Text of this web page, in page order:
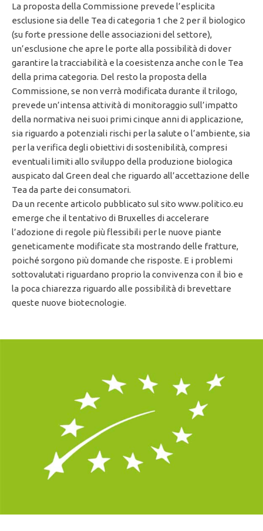
La proposta della Commissione prevede l’esplicita
esclusione sia delle Tea di categoria 1 che 2 per il biologico
(su forte pressione delle associazioni del settore),
un’esclusione che apre le porte alla possibilità di dover
garantire la tracciabilità e la coesistenza anche con le Tea
della prima categoria. Del resto la proposta della
Commissione, se non verrà modificata durante il trilogo,
prevede un’intensa attività di monitoraggio sull’impatto
della normativa nei suoi primi cinque anni di applicazione,
sia riguardo a potenziali rischi per la salute o l’ambiente, sia
per la verifica degli obiettivi di sostenibilità, compresi
eventuali limiti allo sviluppo della produzione biologica
auspicato dal Green deal che riguardo all’accettazione delle
Tea da parte dei consumatori.
Da un recente articolo pubblicato sul sito www.politico.eu
emerge che il tentativo di Bruxelles di accelerare
l’adozione di regole più flessibili per le nuove piante
geneticamente modificate sta mostrando delle fratture,
poiché sorgono più domande che risposte. E i problemi
sottovalutati riguardano proprio la convivenza con il bio e
la poca chiarezza riguardo alle possibilità di brevettare
queste nuove biotecnologie.